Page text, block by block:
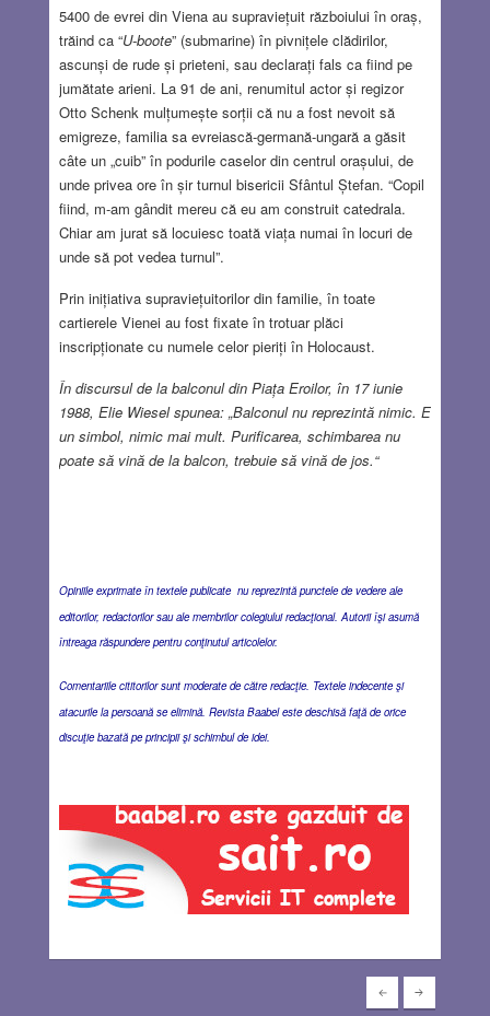
5400 de evrei din Viena au supraviețuit războiului în oraș,
trăind ca “U-boote” (submarine) în pivnițele clădirilor,
ascunși de rude și prieteni, sau declarați fals ca fiind pe
jumătate arieni. La 91 de ani, renumitul actor și regizor
Otto Schenk mulțumește sorții că nu a fost nevoit să
emigreze, familia sa evreiască-germană-ungară a găsit
câte un „cuib” în podurile caselor din centrul orașului, de
unde privea ore în șir turnul bisericii Sfântul Ștefan. “Copil
fiind, m-am gândit mereu că eu am construit catedrala.
Chiar am jurat să locuiesc toată viața numai în locuri de
unde să pot vedea turnul”.
Prin inițiativa supraviețuitorilor din familie, în toate
cartierele Vienei au fost fixate în trotuar plăci
inscripționate cu numele celor pieriți în Holocaust.
În discursul de la balconul din Piața Eroilor, în 17 iunie
1988, Elie Wiesel spunea: „Balconul nu reprezintă nimic. E
un simbol, nimic mai mult. Purificarea, schimbarea nu
poate să vină de la balcon, trebuie să vină de jos.“
Opiniile exprimate în textele publicate nu reprezintă punctele de vedere ale
editorilor, redactorilor sau ale membrilor colegiului redacţional. Autorii îşi asumă
întreaga răspundere pentru conţinutul articolelor.
Comentariile cititorilor sunt moderate de către redacţie. Textele indecente şi
atacurile la persoană se elimină. Revista Baabel este deschisă faţă de orice
discuţie bazată pe principii şi schimbul de idei.